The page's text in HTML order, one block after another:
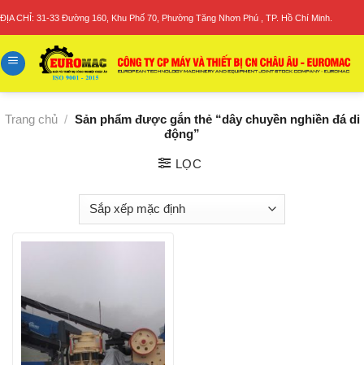
ĐỊA CHỈ: 31-33 Đường 160, Khu Phố 70, Phường Tăng Nhơn Phú , TP. Hồ Chí Minh.
Trang chủ / Sản phẩm được gắn thẻ “dây chuyền nghiền đá di
động”
LỌC